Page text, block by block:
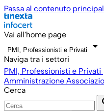
Passa al contenuto
Vai all'home page
PMI, Professionisti e Privati arrow_drop_down
Naviga tra i settori
PMI, Professionisti e Privati
Amministrazione
Cerca